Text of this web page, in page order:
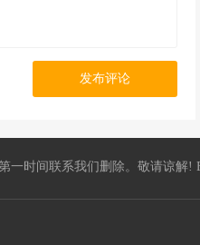
发布评论
时间联系我们删除。敬请谅解!